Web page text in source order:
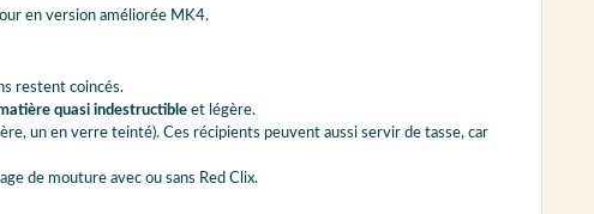
en version améliorée MK4.
restent coincés.
quasi indestructibleet légère.
un en verre teinté). Ces récipients peuvent aussi servir de tasse, car
de mouture avec ou sans Red Clix.